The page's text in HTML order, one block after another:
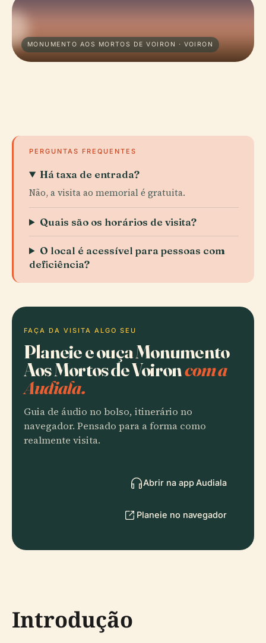
MONUMENTO AOS MORTOS DE VOIRON · VOIRON
PERGUNTAS FREQUENTES
Há taxa de entrada?
Não, a visita ao memorial é gratuita.
Quais são os horários de visita?
O local é acessível para pessoas com
deficiência?
FAÇA DA VISITA ALGO SEU
Planeie e ouça Monumento
Aos Mortos de Voironcom a
Audiala.
Guia de áudio no bolso, itinerário no
navegador. Pensado para a forma como
realmente visita.
Abrir na app Audiala
Planeie no navegador
Introdução